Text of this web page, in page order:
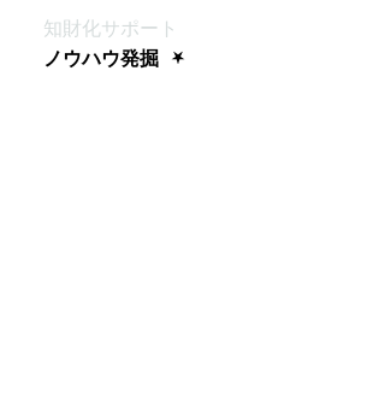
ノウハウ発掘
知財化サポート